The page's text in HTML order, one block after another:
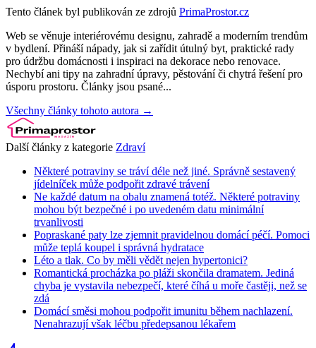
Tento článek byl publikován ze zdrojů PrimaProstor.cz
Web se věnuje interiérovému designu, zahradě a moderním trendům
v bydlení. Přináší nápady, jak si zařídit útulný byt, praktické rady
pro údržbu domácnosti i inspiraci na dekorace nebo renovace.
Nechybí ani tipy na zahradní úpravy, pěstování či chytrá řešení pro
úsporu prostoru. Články jsou psané...
Všechny články tohoto autora →
Další články z kategorie Zdraví
Některé potraviny se tráví déle než jiné. Správně sestavený
jídelníček může podpořit zdravé trávení
Ne každé datum na obalu znamená totéž. Některé potraviny
mohou být bezpečné i po uvedeném datu minimální
trvanlivosti
Popraskané paty lze zjemnit pravidelnou domácí péčí. Pomoci
může teplá koupel i správná hydratace
Léto a tlak. Co by měli vědět nejen hypertonici?
Romantická procházka po pláži skončila dramatem. Jediná
chyba je vystavila nebezpečí, které číhá u moře častěji, než se
zdá
Domácí směsi mohou podpořit imunitu během nachlazení.
Nenahrazují však léčbu předepsanou lékařem